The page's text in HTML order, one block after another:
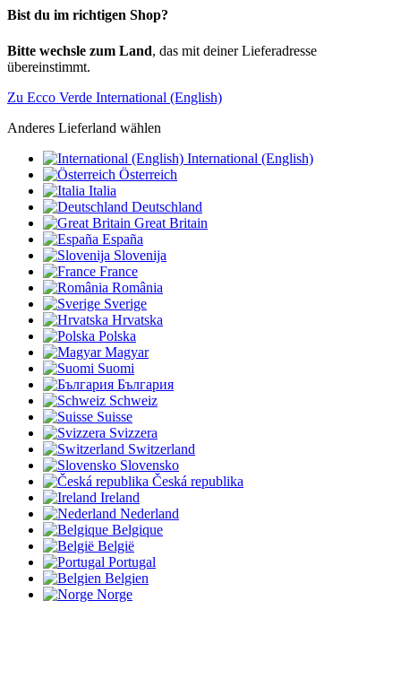
Bist du im richtigen Shop?
Bitte wechsle zum Land, das mit deiner Lieferadresse
übereinstimmt.
Zu Ecco Verde International (English)
Anderes Lieferland wählen
International (English)
Österreich
Italia
Deutschland
Great Britain
España
Slovenija
France
România
Sverige
Hrvatska
Polska
Magyar
Suomi
България
Schweiz
Suisse
Svizzera
Switzerland
Slovensko
Česká republika
Ireland
Nederland
Belgique
België
Portugal
Belgien
Norge